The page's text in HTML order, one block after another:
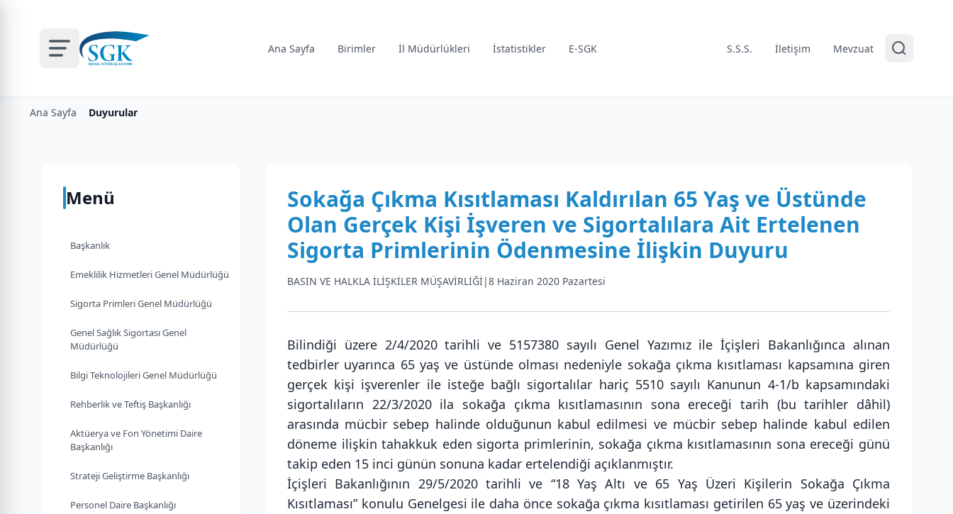
Ana Sayfa Birimler İl Müdürlükleri İstatistikler E-SGK S.S.S. İletişim Mevzuat
Ana Sayfa Duyurular
Menü
Başkanlık
Emeklilik Hizmetleri Genel Müdürlüğü
Sigorta Primleri Genel Müdürlüğü
Genel Sağlık Sigortası Genel
Müdürlüğü
Bilgi Teknolojileri Genel Müdürlüğü
Rehberlik ve Teftiş Başkanlığı
Aktüerya ve Fon Yönetimi Daire
Başkanlığı
Strateji Geliştirme Başkanlığı
Personel Daire Başkanlığı
Sokağa Çıkma Kısıtlaması Kaldırılan 65 Yaş ve Üstünde
Olan Gerçek Kişi İşveren ve Sigortalılara Ait Ertelenen
Sigorta Primlerinin Ödenmesine İlişkin Duyuru
BASIN VE HALKLA İLİŞKİLER MÜŞAVİRLİĞİ|8 Haziran 2020 Pazartesi
Bilindiği üzere 2/4/2020 tarihli ve 5157380 sayılı Genel Yazımız ile İçişleri Bakanlığınca alınan
tedbirler uyarınca 65 yaş ve üstünde olması nedeniyle sokağa çıkma kısıtlaması kapsamına giren
gerçek kişi işverenler ile isteğe bağlı sigortalılar hariç 5510 sayılı Kanunun 4-1/b kapsamındaki
sigortalıların 22/3/2020 ila sokağa çıkma kısıtlamasının sona ereceği tarih (bu tarihler dâhil)
arasında mücbir sebep halinde olduğunun kabul edilmesi ve mücbir sebep halinde kabul edilen
döneme ilişkin tahakkuk eden sigorta primlerinin, sokağa çıkma kısıtlamasının sona ereceği günü
takip eden 15 inci günün sonuna kadar ertelendiği açıklanmıştır.
İçişleri Bakanlığının 29/5/2020 tarihli ve “18 Yaş Altı ve 65 Yaş Üzeri Kişilerin Sokağa Çıkma
Kısıtlaması” konulu Genelgesi ile daha önce sokağa çıkma kısıtlaması getirilen 65 yaş ve üzerindeki